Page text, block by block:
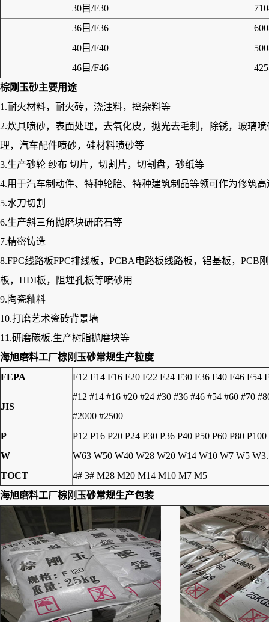
30目/F30
36目/F36
40目/F40
46目/F46
棕刚玉砂主要用途
1.耐火材料，耐火砖，浇注料，捣杂料等
2.炊具喷砂，表面处理，去氧化皮，抛光去毛刺，除锈，玻璃
理，汽车配件喷砂，硅材料喷砂等
3.生产砂轮 纱布 切片，切割片，切割盘，砂纸等
4.用于汽车制动件、特种轮胎、特种建筑制品等领可作为修筑
5.水刀切割
6.生产斜三角抛磨块研磨石等
7.精密铸造
8.FPC线路板FPC排线板，PCBA电路板线路板，铝基板，
板，HDI板，阻埋孔板等喷砂用
9.陶瓷釉料
10.打磨艺术瓷砖背景墙
11.研磨碳板,生产树脂抛磨块等
海旭磨料工厂棕刚玉砂常规生产粒度
FEPA
F12 F14 F16 F20 F22 F24 F30 F36 F40 F46 F54
JIS
#12 #14 #16 #20 #24 #30 #36 #46 #54 #60 #70
#2000 #2500
P
P12 P16 P20 P24 P30 P36 P40 P50 P60 P80
W
W63 W50 W40 W28 W20 W14 W10 W7 W5
TOCT
4# 3# M28 M20 M14 M10 M7 M5
海旭磨料工厂棕刚玉砂常规生产包装